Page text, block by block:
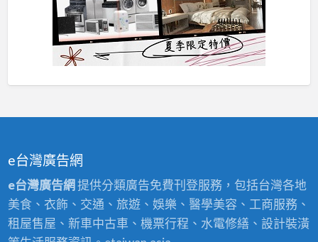
e台灣廣告網
e台灣廣告網 提供分類廣告免費刊登服務，包括台灣各地
美食、衣飾、交通、旅遊、娛樂、醫學美容、工商服務、
租屋售屋、新車中古車、機票行程、水電修繕、設計裝潢